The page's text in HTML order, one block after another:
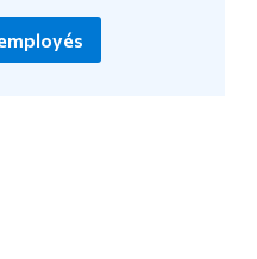
vous êtes
étudiants